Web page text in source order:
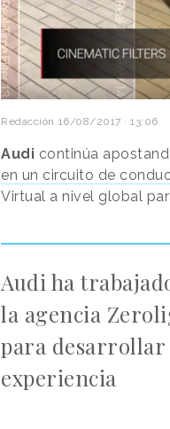
Redacción 16/08/2017 · 13:06
Audi continúa
en un circuito de
Virtual a nivel global
Audi ha
la agencia
para desarrollar
experiencia